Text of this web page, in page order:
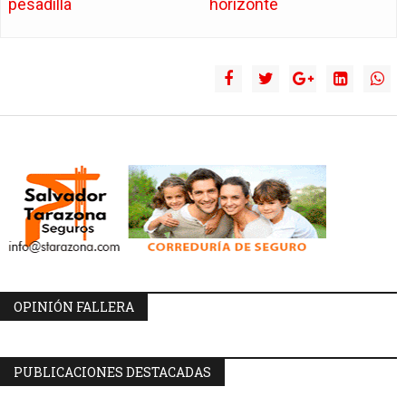
pesadilla horizonte
OPINIÓN FALLERA
PUBLICACIONES DESTACADAS